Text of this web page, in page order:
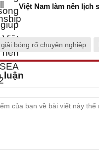
Việt Nam làm nên lịch
giải bóng rổ chuyên nghiệp
luận